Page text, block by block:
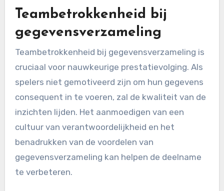
Teambetrokkenheid bij
gegevensverzameling
Teambetrokkenheid bij gegevensverzameling is
cruciaal voor nauwkeurige prestatievolging. Als
spelers niet gemotiveerd zijn om hun gegevens
consequent in te voeren, zal de kwaliteit van de
inzichten lijden. Het aanmoedigen van een
cultuur van verantwoordelijkheid en het
benadrukken van de voordelen van
gegevensverzameling kan helpen de deelname
te verbeteren.